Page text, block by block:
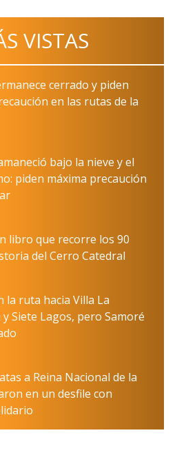
VISTAS
cerrado y piden
en las rutas de la
bajo la nieve y el
piden máxima precaución
libro que recorre los 90
del Cerro Catedral
la ruta hacia Villa La
Siete Lagos, pero Samoré
a Reina Nacional de la
en un desfile con